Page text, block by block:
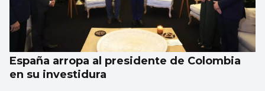
España arropa al presidente de Colombia
en su investidura